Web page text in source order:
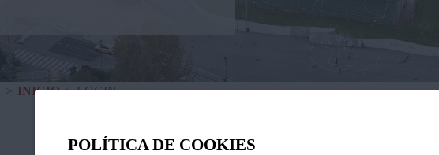
POLÍTICA DE COOKIES
> INICIO > LOGIN